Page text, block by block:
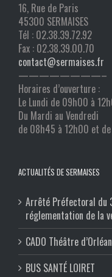
16, Rue de Paris
45300 SERMAISES
Tél : 02.38.39.72.92
Fax : 02.38.39.00.70
contact@sermaises.fr
————————–
Horaires d’ouverture :
Le Lundi de 09h00 à
Du Mardi au Vendredi
de 08h45 à 12h00 et
ACTUALITÉS DE SERMAISES
Arrêté Préfectoral du
réglementation de la
CADO Théâtre
BUS SANTÉ LOIRET